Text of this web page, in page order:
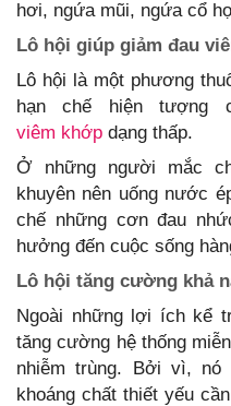
hơi, ngứa mũi, ngứa cổ
Lô hội giúp giảm đau
Lô hội là một phương
hạn chế hiện tượng
viêm khớp dạng thấp.
Ở những người mắc
khuyên nên uống nước
chế những cơn đau
hưởng đến cuộc sống
Lô hội tăng cường khả
Ngoài những lợi ích kể
tăng cường hệ thống
nhiễm trùng. Bởi vì,
khoáng chất thiết yếu